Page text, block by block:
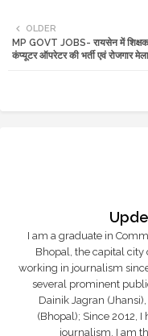
OLDER
MP GOVT JOBS- रायसेन में
कंप्यूटर ऑपरेटर की भर्ती एवं रोजगार मेला
I am a graduate in
Bhopal, the capital city
working in journalism
several prominent
Dainik Jagran
(Bhopal); Since 2012,
journalism. I am